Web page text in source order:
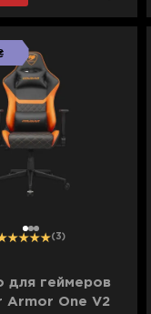
123 (3)
для геймеров
Armor One V2